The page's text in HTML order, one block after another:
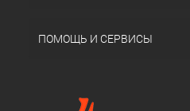
ПОМОЩЬ И СЕРВИСЫ